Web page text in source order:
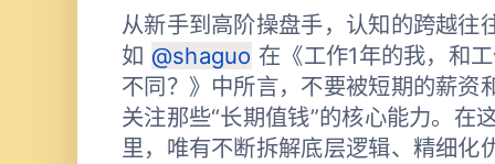
从新手到高阶操盘手，认知的跨越往
如 @shaguo 在《工作1年的我，和
不同？》中所言，不要被短期的薪资
关注那些“长期值钱”的核心能力。在
里，唯有不断拆解底层逻辑、精细化